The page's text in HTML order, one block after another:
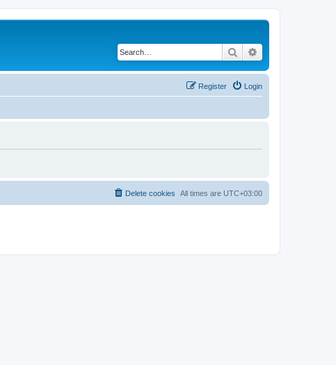
Search
Login
Register
All times are UTC+03:00
Delete cookies